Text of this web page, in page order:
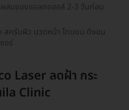
สมของแอลกอฮอล์ 2-3 วันก่อน
สครับผิว นวดหน้า โกนขน ดึงขน
อร์
Laser ลดฝ้า กระ
Clinic